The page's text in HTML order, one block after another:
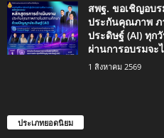
สพฐ. ขอเชิญอบ
ประกันคุณภาพ
ประดิษฐ์ (AI) ทุก
ผ่านการอบรมจะ
1 สิงหาคม 2569
ประเภทยอดนิยม